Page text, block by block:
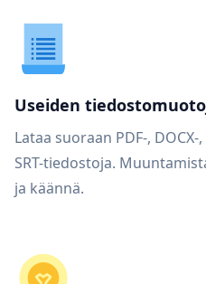
Useiden
Lataa suoraan PDF-, DOCX-,
SRT-tiedostoja.
ja käännä.